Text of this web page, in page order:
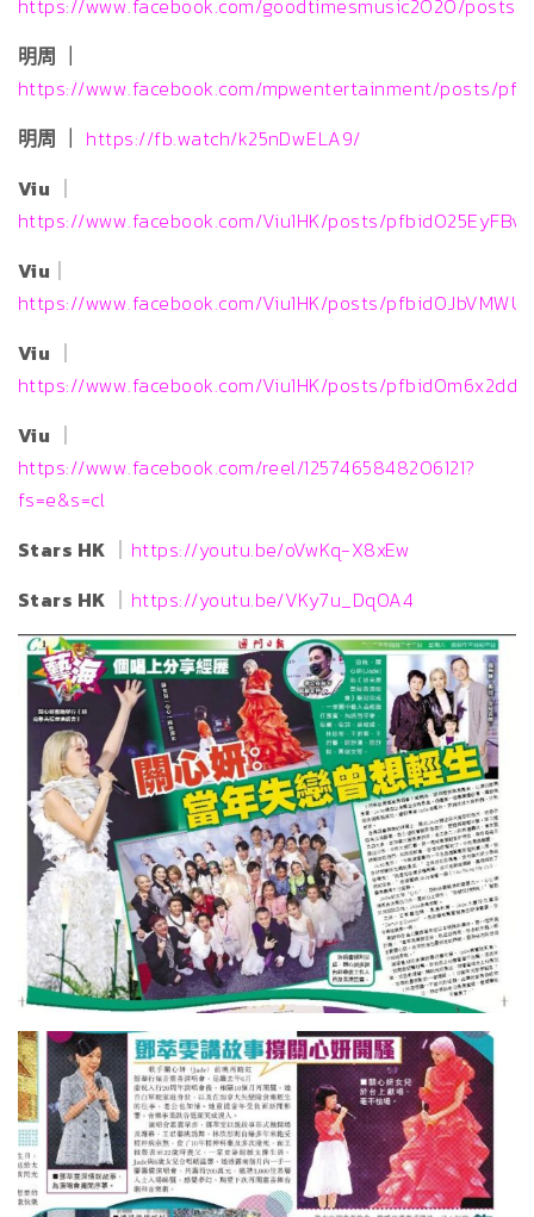
https://www.facebook.com/goodtimesmusic2020/posts/
明周 ｜
https://www.facebook.com/mpwentertainment/posts/
明周 ｜ https://fb.watch/k25nDwELA9/
Viu ｜
https://www.facebook.com/Viu1HK/posts/
Viu ｜
https://www.facebook.com/Viu1HK/posts/
Viu ｜
https://www.facebook.com/Viu1HK/posts/
Viu ｜
https://www.facebook.com/reel/1257465848206121?
fs=e&s=cl
Stars HK ｜ https://youtu.be/oVwKq-X8xEw
Stars HK ｜ https://youtu.be/VKy7u_DqOA4